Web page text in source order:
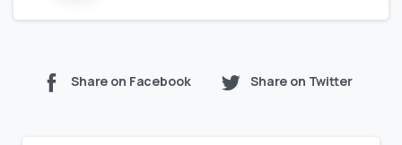
Share on Facebook Share on Twitter